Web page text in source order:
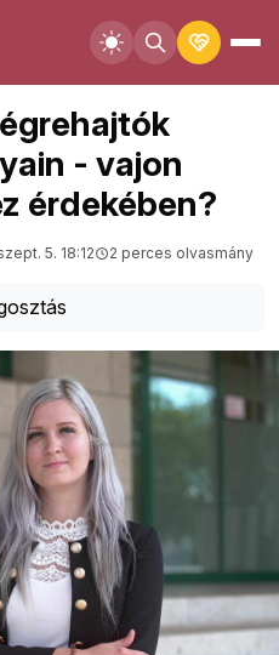
- vajon
érdekében?
5. 18:12 2 perces olvasmány